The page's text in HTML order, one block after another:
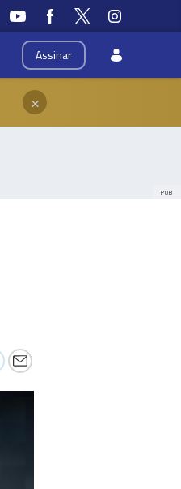
Assinar
×
PUB